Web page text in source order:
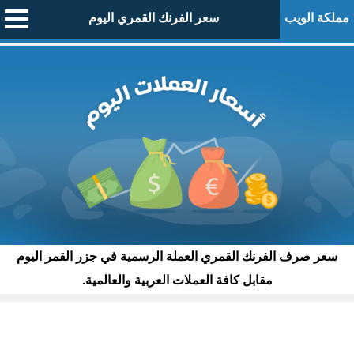
مملكة الويب سعر الفرنك القمري اليوم
سعر صرف الفرنك القمري العملة الرسمية في جزر القمر اليوم
مقابل كافة العملات العربية والعالمية.